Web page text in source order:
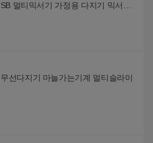
멀티믹서기 가정용 다지기 믹서기
선다지기 마늘가는기계 멀티슬라이